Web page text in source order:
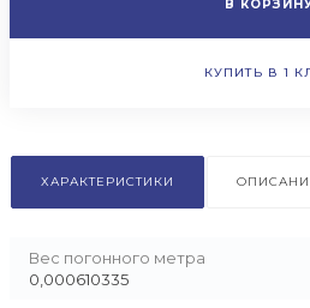
В
КУПИТЬ В 1
ХАРАКТЕРИСТИКИ
Вес погонного метра
0,000610335